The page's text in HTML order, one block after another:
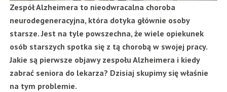
Zespół Alzheimera to nieodwracalna choroba
neurodegeneracyjna, która dotyka głównie osoby
starsze. Jest na tyle powszechna, że wiele opiekunek
osób starszych spotka się z tą chorobą w swojej pracy.
Jakie są pierwsze objawy zespołu Alzheimera i kiedy
zabrać seniora do lekarza? Dzisiaj skupimy się właśnie
na tym problemie.